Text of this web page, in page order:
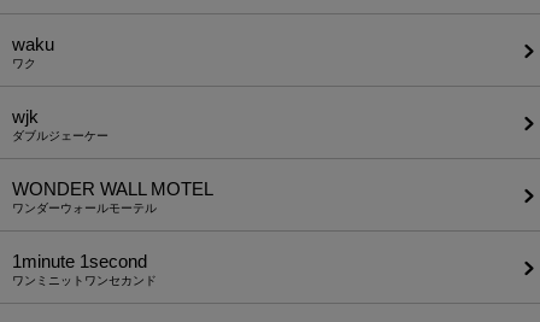
waku
ワク
wjk
ダブルジェーケー
WONDER WALL MOTEL
ワンダーウォールモーテル
1minute​ 1second
ワンミニットワンセカンド